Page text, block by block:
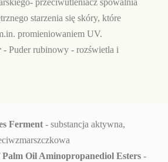
przeciwutleniacz spowalnia
starzenia się skóry, które
promieniowaniem UV.
- Puder rubinowy - rozświetla i
Ferment - substancja aktywna,
Oil Aminopropanediol Esters -